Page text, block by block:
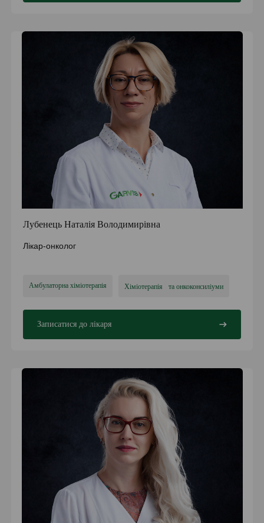
Лубенець Наталія Володимирівна
Лікар-онколог
Амбулаторна хіміотерапія Хіміотерапія та онкоконсиліуми
Записатися до лікаря